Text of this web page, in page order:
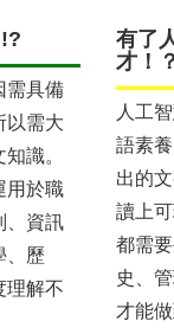
需具備
以需大
識。
用於職
、資訊
、歷
理解不
有了
才！
人工
語素
出的
讀上
都需
史、
才能做